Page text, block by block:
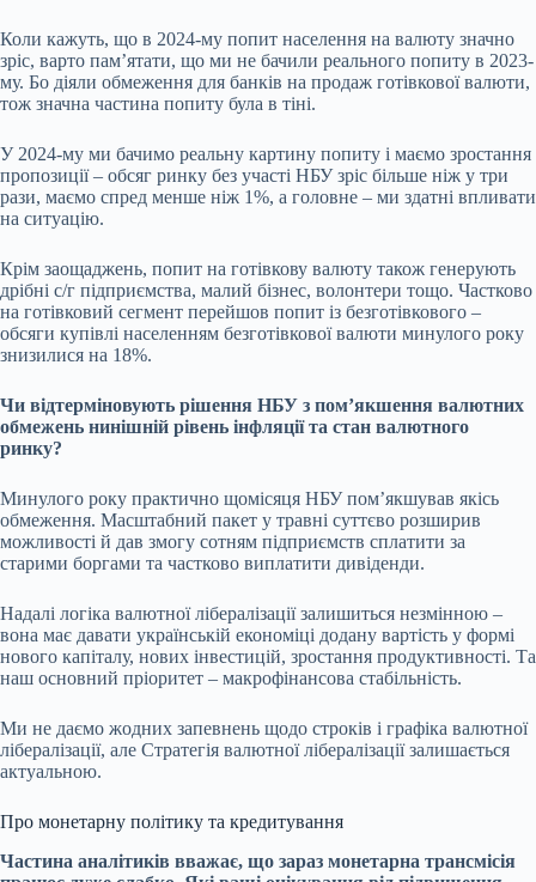
Коли кажуть, що в 2024-му попит населення на валюту значно
зріс, варто пам’ятати, що ми не бачили реального попиту в 2023-
му. Бо діяли обмеження для банків на продаж готівкової валюти,
тож значна частина попиту була в тіні.
У 2024-му ми бачимо реальну картину попиту і маємо зростання
пропозиції – обсяг ринку без участі НБУ зріс більше ніж у три
рази, маємо спред менше ніж 1%, а головне – ми здатні впливати
на ситуацію.
Крім заощаджень, попит на готівкову валюту також генерують
дрібні с/г підприємства, малий бізнес, волонтери тощо. Частково
на готівковий сегмент перейшов попит із безготівкового –
обсяги купівлі населенням безготівкової валюти минулого року
знизилися на 18%.
Чи відтерміновують рішення НБУ з пом’якшення валютних
обмежень нинішній рівень інфляції та стан валютного
ринку?
Минулого року практично щомісяця НБУ пом’якшував якісь
обмеження. Масштабний пакет у травні суттєво розширив
можливості й дав змогу сотням підприємств сплатити за
старими боргами та частково виплатити дивіденди.
Надалі логіка валютної лібералізації залишиться незмінною –
вона має давати українській економіці додану вартість у формі
нового капіталу, нових інвестицій, зростання продуктивності. Та
наш основний пріоритет – макрофінансова стабільність.
Ми не даємо жодних запевнень щодо строків і графіка валютної
лібералізації, але Стратегія валютної лібералізації залишається
актуальною.
Про монетарну політику та кредитування
Частина аналітиків вважає, що зараз монетарна трансмісія